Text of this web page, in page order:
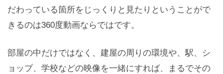
だわっている箇所をじっくりと見たりということがで
きるのは360度動画ならではです。
部屋の中だけではなく、建屋の周りの環境や、駅、シ
ョップ、学校などの映像を一緒にすれば、まるでその